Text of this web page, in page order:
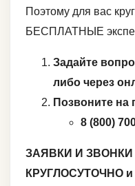
Поэтому для вас
БЕСПЛАТНЫЕ
Задайте
либо через
Позвоните
8 (800)
ЗАЯВКИ И
КРУГЛОСУТОЧНО